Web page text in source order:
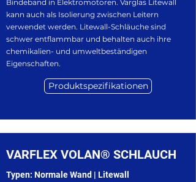
Bindeband in Elektromotoren. Varglas Litewall
kann auch als Isolierung zwischen Leitern
verwendet werden. Litewall-Schläuche sind
schwer entflammbar und behalten auch ihre
chemikalien- und umweltbeständigen
Eigenschaften.
Produktspezifikationen
VARFLEX VOLAN® SCHLAUCH
Typen: Normale Wand | Litewall